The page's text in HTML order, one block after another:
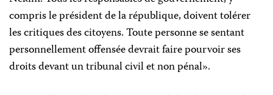
compris le président de la république, doivent tolérer
les critiques des citoyens. Toute personne se sentant
personnellement offensée devrait faire pourvoir ses
droits devant un tribunal civil et non pénal».